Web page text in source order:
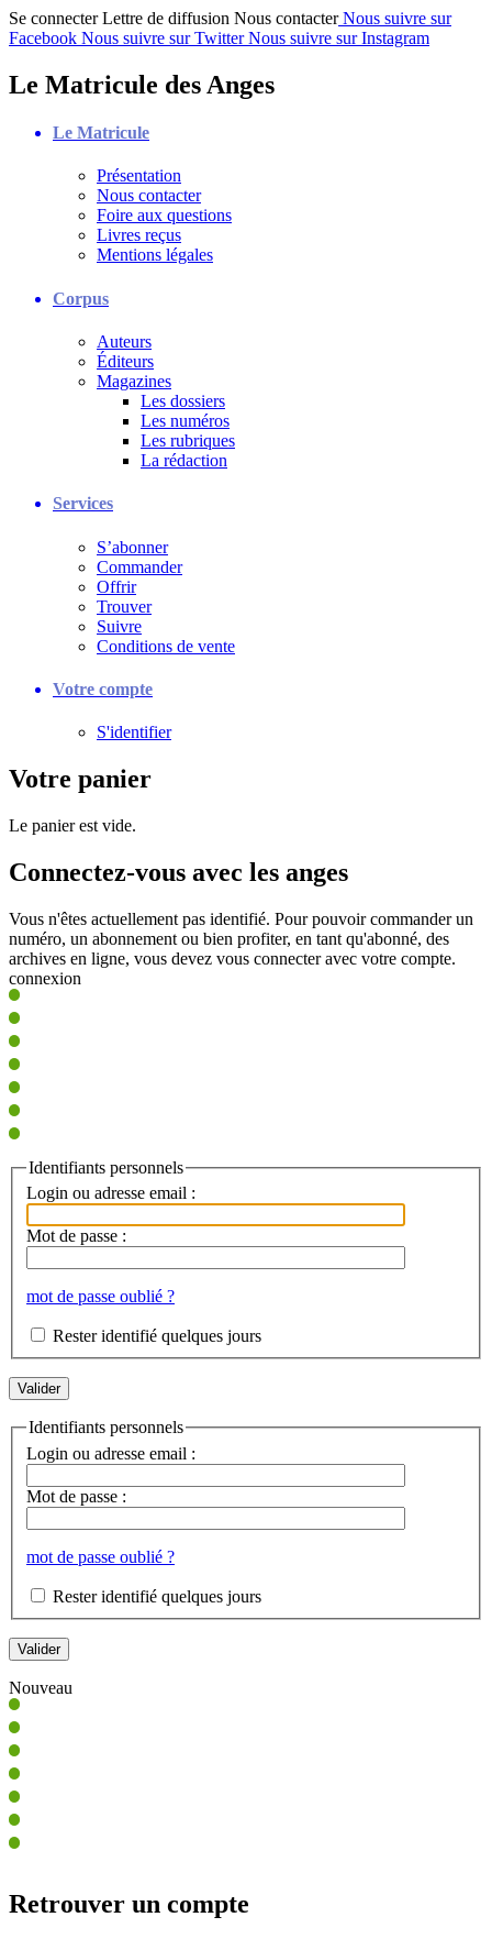
Se connecter Lettre de diffusion Nous contacter Nous suivre sur
Facebook Nous suivre sur Twitter Nous suivre sur Instagram
Le Matricule des Anges
Le Matricule
Présentation
Nous contacter
Foire aux questions
Livres reçus
Mentions légales
Corpus
Auteurs
Éditeurs
Magazines
Les dossiers
Les numéros
Les rubriques
La rédaction
Services
S’abonner
Commander
Offrir
Trouver
Suivre
Conditions de vente
Votre compte
S'identifier
Votre panier
Le panier est vide.
Connectez-vous avec les anges
Vous n'êtes actuellement pas identifié. Pour pouvoir commander un
numéro, un abonnement ou bien profiter, en tant qu'abonné, des
archives en ligne, vous devez vous connecter avec votre compte.
connexion
Identifiants personnels
Login ou adresse email :
Mot de passe :
mot de passe oublié ?
Rester identifié quelques jours
Identifiants personnels
Login ou adresse email :
Mot de passe :
mot de passe oublié ?
Rester identifié quelques jours
Nouveau
Retrouver un compte